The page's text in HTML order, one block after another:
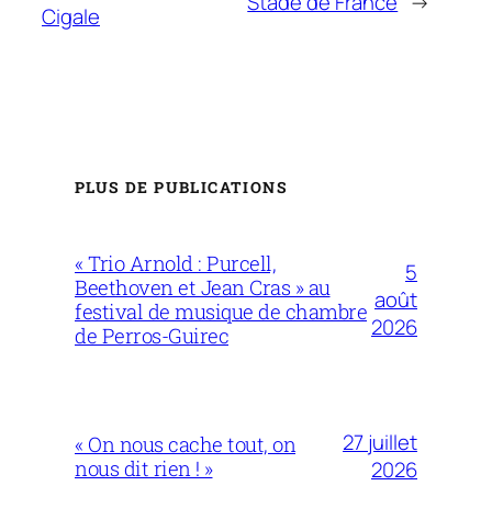
Cigale
PLUS DE PUBLICATIONS
« Trio Arnold : Purcell,
Beethoven et Jean Cras » au
festival de musique de chambre
de Perros-Guirec
5
août
2026
« On nous cache tout, on
nous dit rien ! »
27 juillet
2026